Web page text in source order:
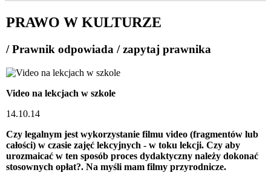
PRAWO W KULTURZE
/ Prawnik odpowiada / zapytaj prawnika
Video na lekcjach w szkole
14.10.14
Czy legalnym jest wykorzystanie filmu video (fragmentów lub
całości) w czasie zajęć lekcyjnych - w toku lekcji. Czy aby
urozmaicać w ten sposób proces dydaktyczny należy dokonać
stosownych opłat?. Na myśli mam filmy przyrodnicze.